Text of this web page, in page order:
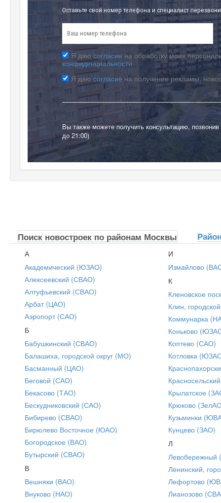
Оставьте свой номер телефона и специалист
Я даю согласие на обработку моих
конфиденциальности
Я даю согласие на получение рекламы,
Вы также можете получить консультацию,
до 21:00)
Поиск новостроек по районам Москвы
А
Академический (ЮЗАО)
Алексеевский (СВАО)
Алтуфьевский (СВАО)
Арбат (ЦАО)
Аэропорт (САО)
Б
Бабушкинский (СВАО)
Балашиха, городской округ (МО)
Басманный (ЦАО)
Беговой (САО)
Бекасово (ТАО)
Бескудниковский (САО)
Бибирево (СВАО)
Бирюлево Восточное (ЮАО)
Богородское (ВАО)
Бутырский (СВАО)
В
Вешняки (ВАО)
Внуково (НАО)
И
Измайлово
К
Кленовское
Клин,
Коммунарка
Коньково
Коптево (САО)
Котловка
Крылатское
Крюково
Кузьминки
Кунцево (ЗАО)
Л
Ленинский,
Лефортово
Лианозово